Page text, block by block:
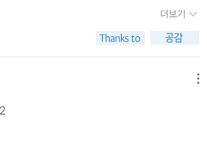
책과 함께 현대 삶의 뿌리가 닿아 있는 역사
권 각 장별 주요 내용 1. 우
. 끊임없는 반란과 암투로 툭하면 피난을 다
난방이 제대로 되지 않아 공주조차 수십 명
2. 그때 그 여인 아름다워라
역할이 극명하게 갈린 시기였다. 남자는
지식이나 과학 탐구에 열정을 쏟은 반면, 여
것이다.<오류>120p프롱드의 난을 뒤에서
왕자(앙리 4세의 종질)은 수시로 루이 14세
인 앙리 2세 콩데이다. 루이 2세는 앙리 4세
, 즉 재종손이다.282p루이 15세는 유모 마
레앙 공을 제외하면 고아나 다름없는 유년기
은 루이 15세의 삼촌이 아니라 재종조부이
더보기